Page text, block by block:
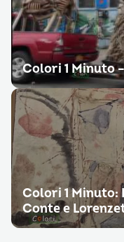
Colori 1 Minuto
Colori 1 Minuto:
Conte e